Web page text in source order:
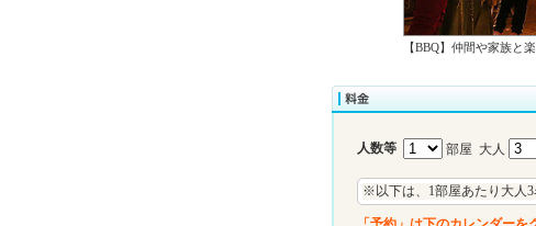
【BBQ】仲間や家族と
人数等 部屋 大人
※以下は、1部屋あたり大人